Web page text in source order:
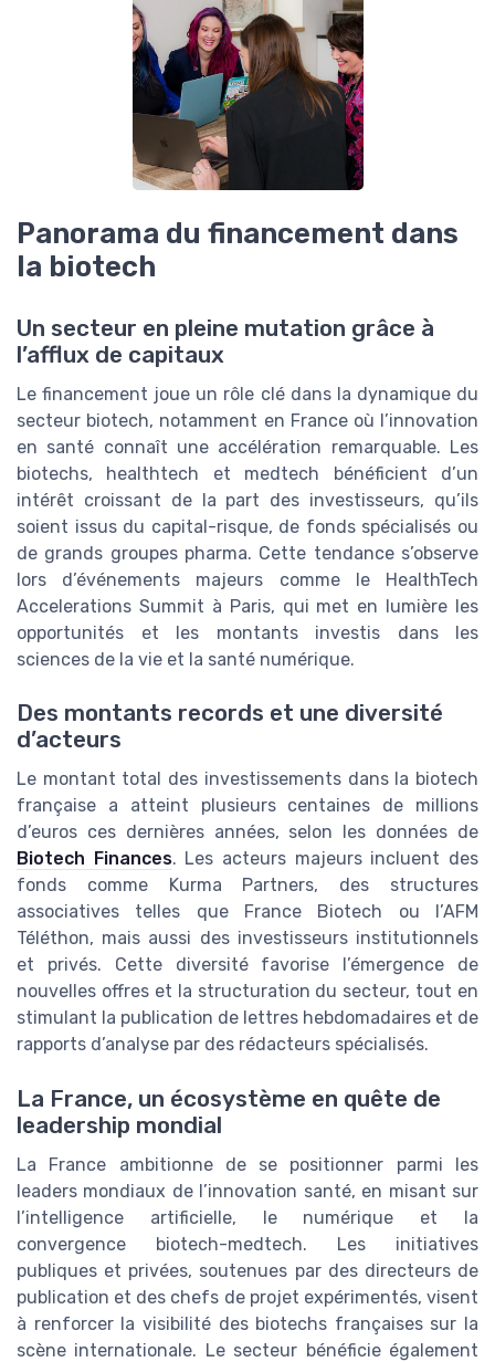
Panorama du financement dans
la biotech
Un secteur en pleine mutation grâce à
l’afflux de capitaux
Le financement joue un rôle clé dans la dynamique du
secteur biotech, notamment en France où l’innovation
en santé connaît une accélération remarquable. Les
biotechs, healthtech et medtech bénéficient d’un
intérêt croissant de la part des investisseurs, qu’ils
soient issus du capital-risque, de fonds spécialisés ou
de grands groupes pharma. Cette tendance s’observe
lors d’événements majeurs comme le HealthTech
Accelerations Summit à Paris, qui met en lumière les
opportunités et les montants investis dans les
sciences de la vie et la santé numérique.
Des montants records et une diversité
d’acteurs
Le montant total des investissements dans la biotech
française a atteint plusieurs centaines de millions
d’euros ces dernières années, selon les données de
Biotech Finances. Les acteurs majeurs incluent des
fonds comme Kurma Partners, des structures
associatives telles que France Biotech ou l’AFM
Téléthon, mais aussi des investisseurs institutionnels
et privés. Cette diversité favorise l’émergence de
nouvelles offres et la structuration du secteur, tout en
stimulant la publication de lettres hebdomadaires et de
rapports d’analyse par des rédacteurs spécialisés.
La France, un écosystème en quête de
leadership mondial
La France ambitionne de se positionner parmi les
leaders mondiaux de l’innovation santé, en misant sur
l’intelligence artificielle, le numérique et la
convergence biotech-medtech. Les initiatives
publiques et privées, soutenues par des directeurs de
publication et des chefs de projet expérimentés, visent
à renforcer la visibilité des biotechs françaises sur la
scène internationale. Le secteur bénéficie également